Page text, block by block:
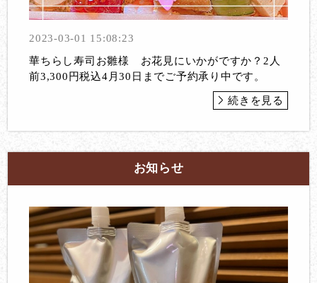
2023-03-01 15:08:23
華ちらし寿司お雛様 お花見にいかがですか？2人
前3,300円税込4月30日までご予約承り中です。
続きを見る
お知らせ